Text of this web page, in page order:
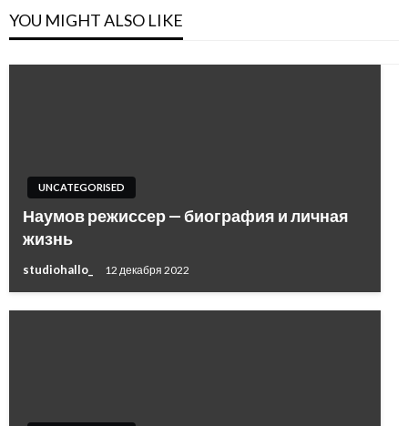
YOU MIGHT ALSO LIKE
UNCATEGORISED
Наумов режиссер — биография и личная
жизнь
studiohallo_ 12 декабря 2022